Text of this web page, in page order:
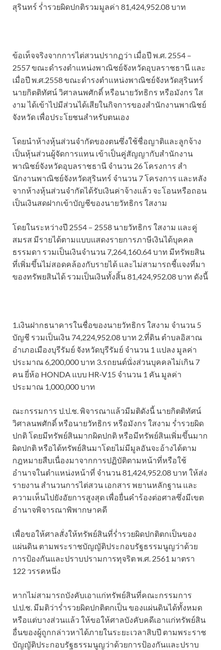
สุรินทร์ ร่ำรวยผิดปกติรวมมูลค่า 81,424,952.08 บาท
ข้อเท็จจริงจากการไต่สวนปรากฏว่า เมื่อปี พ.ศ. 2554 –
2557 ขณะดํารงตําแหน่งพาณิชย์จังหวัดอุบลราชธานี และ
เมื่อปี พ.ศ.2558 ขณะดํารงตําแหน่งพาณิชย์จังหวัดสุรินทร์
นายกิตติทัศน์ วิศาลนพศักดิ์ หรือนายวัทธิกร หรือมังกร ใส
งาม ได้เข้าไปมีส่วนได้เสียในกิจการของสํานักงานพาณิชย์
จังหวัด เพื่อประโยชนสําหรับตนเอง
โดยนําห้างหุ้นส่วนจํากัดของตนซึ่งใช้ชื่อญาติและลูกจ้าง
เป็นหุ้นส่วนผู้จัดการแทน เข้าเป็นคู่สัญญากับสํานักงาน
พาณิชย์จังหวัดอุบลราชธานี จํานวน 26 โครงการ สํา
นักงานพาณิชย์จังหวัดสุรินทร์ จํานวน 7 โครงการ และหลัง
จากห้างหุ้นส่วนจํากัดได้รับเงินค่าจ้างแล้ว จะโอนหรือถอน
เป็นเงินสดฝากเข้าบัญชีของนายวัทธิกร ใสงาม
โดยในระหว่างปี 2554 – 2558 นายวัทธิกร ใสงาม และคู่
สมรส มีรายได้ตามแบบแสดงรายการภาษีเงินได้บุคคล
ธรรมดา รวมเป็นเงินจํานวน 7,264,160.64 บาท มีทรัพยสิน
ที่เพิ่มขึ้นไม่สอดคล้องกับรายได้ และไม่สามารถชี้แจงที่มา
ของทรัพยสินได้ รวมเป็นเงินทั้งสิ้น 81,424,952.08 บาท ดังนี้
1.เงินฝากธนาคารในชื่อของนายวัทธิกร ใสงาม จํานวน 5
บัญชี รวมเป็นเงิน 74,224,952.08 บาท 2.ที่ดิน ตําบลอิสาณ
อําเภอเมืองบุรีรัมย์ จังหวัดบุรีรัมย์ จํานวน 1 แปลง มูลค่า
ประมาณ 6,200,000 บาท 3.รถยนต์นั่งส่วนบุคคลไม่เกิน 7
คน ยี่ห้อ HONDA แบบ HR-V15 จํานวน 1 คัน มูลค่า
ประมาณ 1,000,000 บาท
ณะกรรมการ ป.ป.ช. พิจารณาแล้วมีมติดังนี้ นายกิตติทัศน์
วิศาลนพศักดิ์ หรือนายวัทธิกร หรือมังกร ใสงาม ร่ำรวยผิด
ปกติ โดยมีทรัพย์สินมากผิดปกติ หรือมีทรัพย์สินเพิ่มขึ้นมาก
ผิดปกติ หรือได้ทรัพย์สินมาโดยไม่มีมูลอันจะอ้างได้ตาม
กฎหมายสืบเนื่องมาจากการปฏิบัติตามหน้าที่หรือใช้
อำนาจในตำแหน่งหน้าที่ จำนวน 81,424,952.08 บาท ให้ส่ง
รายงาน สำนวนการไต่สวน เอกสาร พยานหลักฐาน และ
ความเห็นไปยังอัยการสูงสุด เพื่อยื่นคำร้องต่อศาลซึ่งมีเขต
อำนาจพิจารณาพิพากษาคดี
เพื่อขอให้ศาลสั่งให้ทรัพย์สินที่ร่ำรวยผิดปกติตกเป็นของ
แผ่นดิน ตามพระราชบัญญัติประกอบรัฐธรรมนูญว่าด้วย
การป้องกันและปราบปรามการทุจริต พ.ศ. 2561 มาตรา
122 วรรคหนึ่ง
หากไม่สามารถบังคับเอาแก่ทรัพย์สินที่คณะกรรมการ
ป.ป.ช. มีมติว่าร่ำรวยผิดปกติตกเป็น ของแผ่นดินได้ทั้งหมด
หรือแต่บางส่วนแล้ว ให้ขอให้ศาลบังคับคดีเอาแก่ทรัพย์สิน
อื่นของผู้ถูกกล่าวหาได้ภายในระยะเวลาสิบปี ตามพระราช
บัญญัติประกอบรัฐธรรมนูญว่าด้วยการป้องกันและปราบ